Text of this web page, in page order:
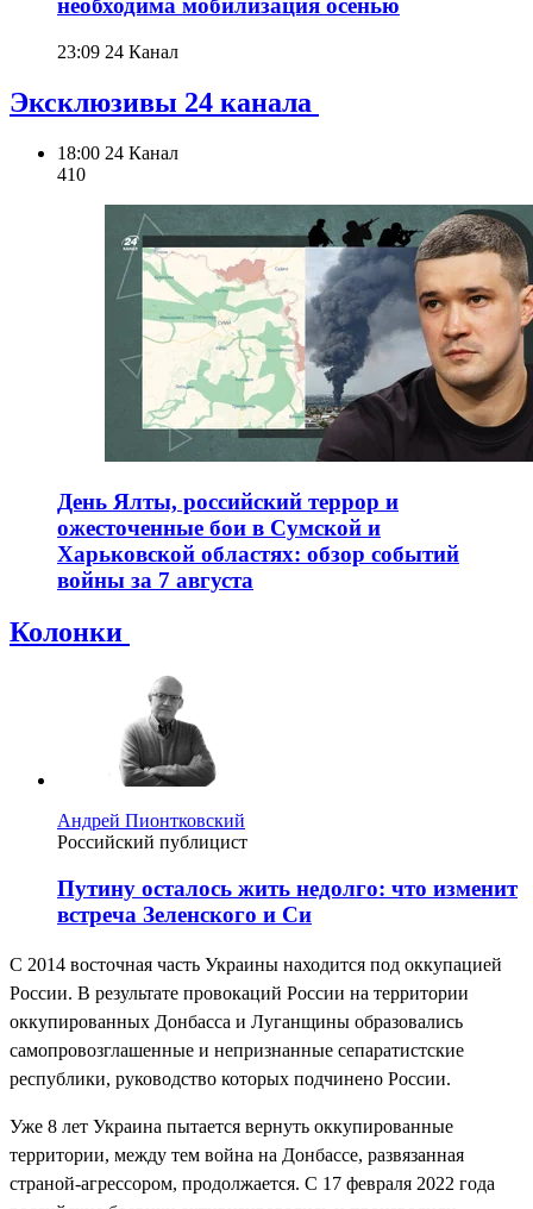
необходима мобилизация осенью
23:09 24 Канал
Эксклюзивы 24 канала
18:00 24 Канал
410
День Ялты, российский террор и
ожесточенные бои в Сумской и
Харьковской областях: обзор событий
войны за 7 августа
Колонки
Андрей Пионтковский
Российский публицист
Путину осталось жить недолго: что изменит
встреча Зеленского и Си
С 2014 восточная часть Украины находится под оккупацией
России. В результате провокаций России на территории
оккупированных Донбасса и Луганщины образовались
самопровозглашенные и непризнанные сепаратистские
республики, руководство которых подчинено России.
Уже 8 лет Украина пытается вернуть оккупированные
территории, между тем война на Донбассе, развязанная
страной-агрессором, продолжается. С 17 февраля 2022 года